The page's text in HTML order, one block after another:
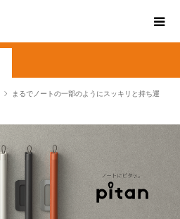
まるでノートの一部のようにスッキリと持ち運